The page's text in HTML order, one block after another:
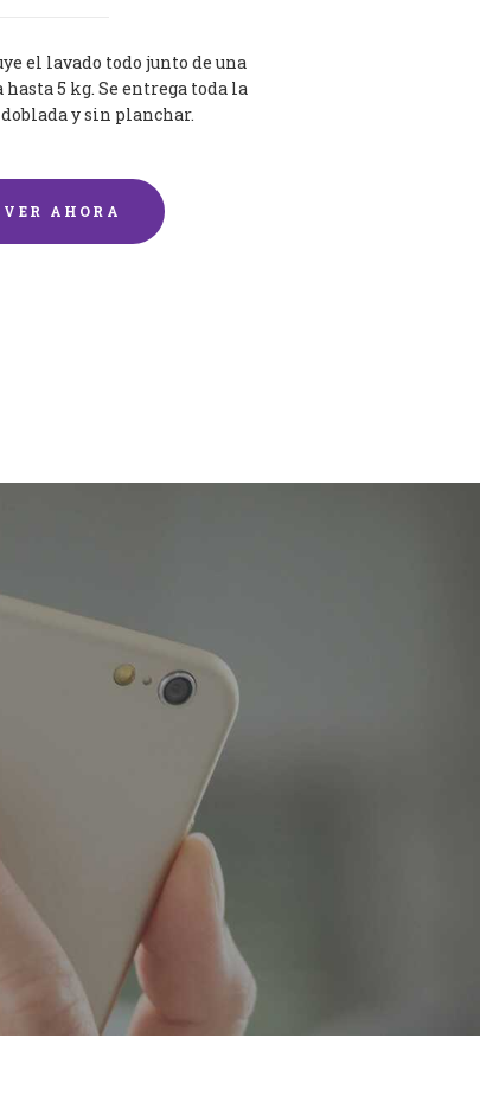
el lavado todo junto de una
hasta 5 kg. Se entrega toda la
y sin planchar.
VER AHORA